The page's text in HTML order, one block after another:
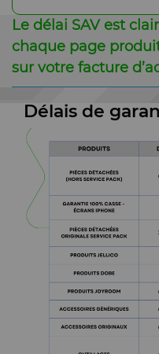
Le délai SAV est
chaque page
sur votre facture
Délais de